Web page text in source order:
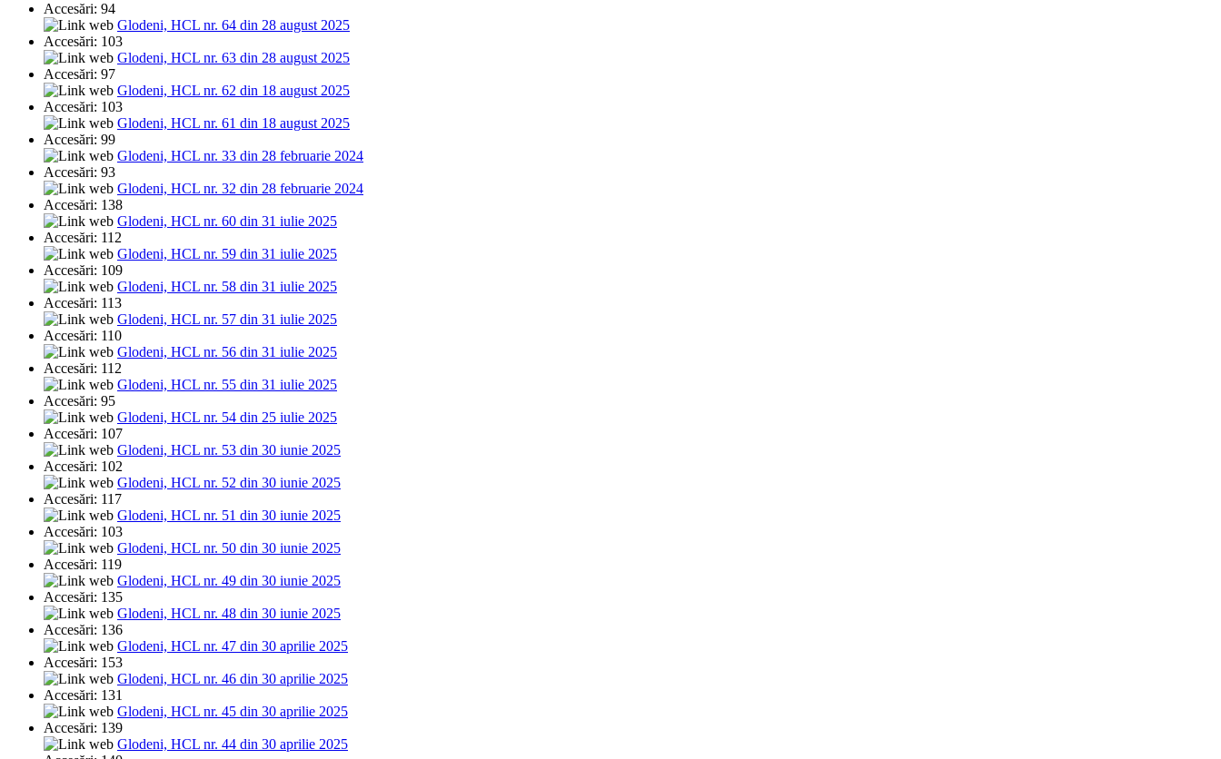
Accesări: 94
Glodeni, HCL nr. 64 din 28 august 2025
Accesări: 103
Glodeni, HCL nr. 63 din 28 august 2025
Accesări: 97
Glodeni, HCL nr. 62 din 18 august 2025
Accesări: 103
Glodeni, HCL nr. 61 din 18 august 2025
Accesări: 99
Glodeni, HCL nr. 33 din 28 februarie 2024
Accesări: 93
Glodeni, HCL nr. 32 din 28 februarie 2024
Accesări: 138
Glodeni, HCL nr. 60 din 31 iulie 2025
Accesări: 112
Glodeni, HCL nr. 59 din 31 iulie 2025
Accesări: 109
Glodeni, HCL nr. 58 din 31 iulie 2025
Accesări: 113
Glodeni, HCL nr. 57 din 31 iulie 2025
Accesări: 110
Glodeni, HCL nr. 56 din 31 iulie 2025
Accesări: 112
Glodeni, HCL nr. 55 din 31 iulie 2025
Accesări: 95
Glodeni, HCL nr. 54 din 25 iulie 2025
Accesări: 107
Glodeni, HCL nr. 53 din 30 iunie 2025
Accesări: 102
Glodeni, HCL nr. 52 din 30 iunie 2025
Accesări: 117
Glodeni, HCL nr. 51 din 30 iunie 2025
Accesări: 103
Glodeni, HCL nr. 50 din 30 iunie 2025
Accesări: 119
Glodeni, HCL nr. 49 din 30 iunie 2025
Accesări: 135
Glodeni, HCL nr. 48 din 30 iunie 2025
Accesări: 136
Glodeni, HCL nr. 47 din 30 aprilie 2025
Accesări: 153
Glodeni, HCL nr. 46 din 30 aprilie 2025
Accesări: 131
Glodeni, HCL nr. 45 din 30 aprilie 2025
Accesări: 139
Glodeni, HCL nr. 44 din 30 aprilie 2025